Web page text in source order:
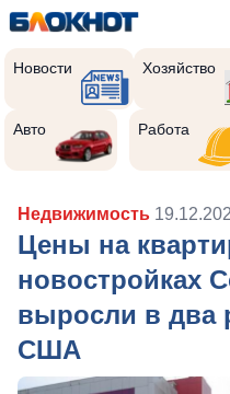
Новости Хозяйство
Авто Работа
Недвижимость
Цены на
новостройках
выросли в два
США